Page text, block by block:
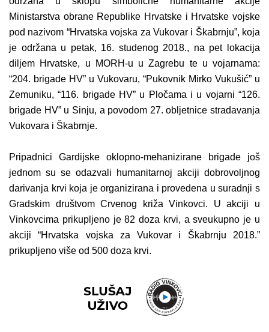
Ministarstva obrane Republike Hrvatske i Hrvatske vojske
pod nazivom “Hrvatska vojska za Vukovar i Škabrnju”, koja
je održana u petak, 16. studenog 2018., na pet lokacija
diljem Hrvatske, u MORH-u u Zagrebu te u vojarnama:
“204. brigade HV” u Vukovaru, “Pukovnik Mirko Vukušić” u
Zemuniku, “116. brigade HV” u Pločama i u vojarni “126.
brigade HV” u Sinju, a povodom 27. obljetnice stradavanja
Vukovara i Škabrnje.
Pripadnici Gardijske oklopno-mehanizirane brigade još
jednom su se odazvali humanitarnoj akciji dobrovoljnog
darivanja krvi koja je organizirana i provedena u suradnji s
Gradskim društvom Crvenog križa Vinkovci. U akciji u
Vinkovcima prikupljeno je 82 doza krvi, a sveukupno je u
akciji “Hrvatska vojska za Vukovar i Škabrnju 2018.”
prikupljeno više od 500 doza krvi.